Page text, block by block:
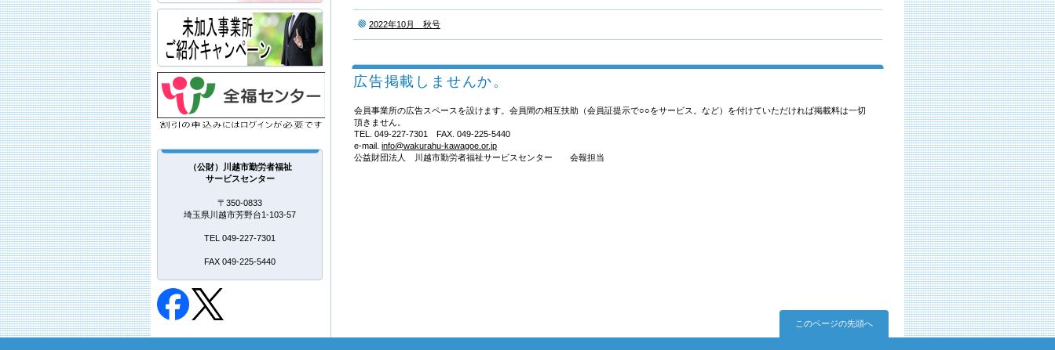
2022年10月 秋号
広告掲載しませんか。
会員事業所の広告スペースを設けます。会員間の相互扶助（会員証提示で○○をサービス。など）を付けていただければ掲載料は一切
頂きません。
TEL. 049-227-7301 FAX. 049-225-5440
e-mail.info@wakurahu-kawagoe.or.jp
公益財団法人 川越市勤労者福祉サービスセンター 会報担当
このページの先頭へ
（公財）川越市勤労者福祉
サービスセンター
〒350-0833
埼玉県川越市芳野台1-103-57
TEL 049-227-7301
FAX 049-225-5440